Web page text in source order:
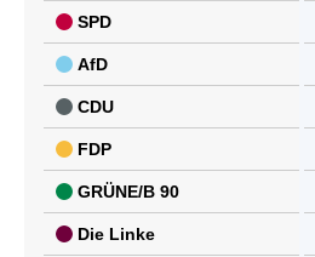
SPD
AfD
CDU
FDP
GRÜNE/B 90
Die Linke